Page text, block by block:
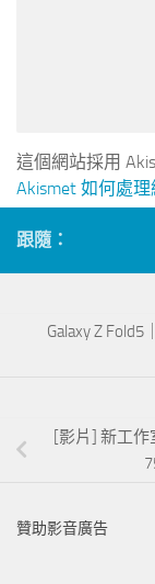
這個網站採用
Akismet 如何處
跟隨：
Galaxy Z
[影片] 新工作
贊助影音廣告